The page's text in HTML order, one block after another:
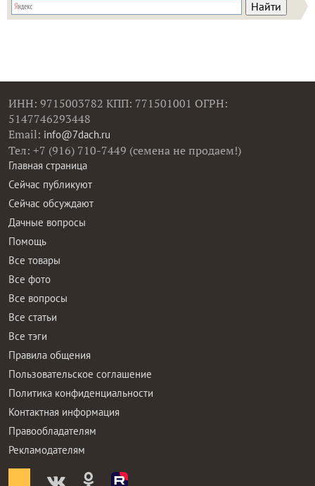
ИНН: 9715003782 КПП: 771501001 ОГРН:
5147746293448
Email: info@7dach.ru
Тел: +7 (916) 710-7449 (семена не продаем!)
Главная страница
Сейчас публикуют
Сейчас обсуждают
Дачные вопросы
Помощь
Все товары
Все фото
Все вопросы
Все статьи
Все тэги
Правила общения
Пользовательское соглашение
Политика конфиденциальности
Контактная информация
Правообладателям
Рекламодателям